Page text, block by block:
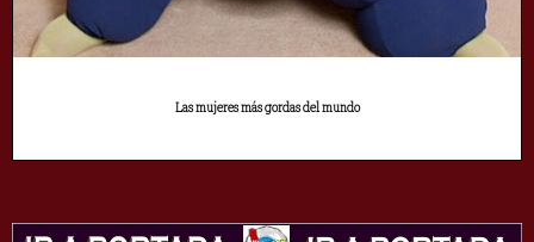
Las mujeres más gordas del mundo